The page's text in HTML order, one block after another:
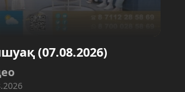
(07.08.2026)